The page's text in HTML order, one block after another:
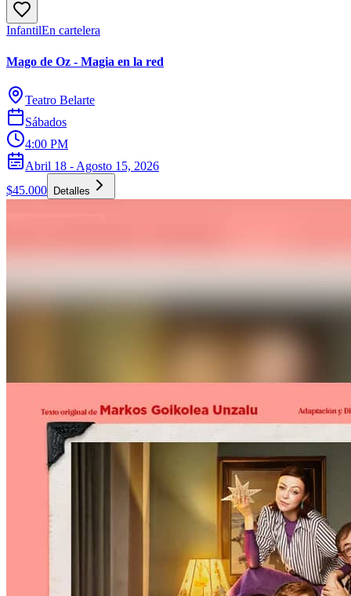
InfantilEn cartelera
Mago de Oz - Magia en la red
Teatro Belarte
Sábados
4:00 PM
Abril 18 - Agosto 15, 2026
$45.000
Detalles